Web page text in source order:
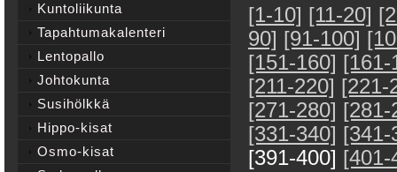
[1-10] [11-20]
90] [91-100]
[151-160] [161-
[211-220] [221-
[271-280] [281-
[331-340] [341-
[391-400] [401-
Kuntoliikunta
Tapahtumakalenteri
Lentopallo
Johtokunta
Susihölkkä
Hippo-kisat
Osmo-kisat